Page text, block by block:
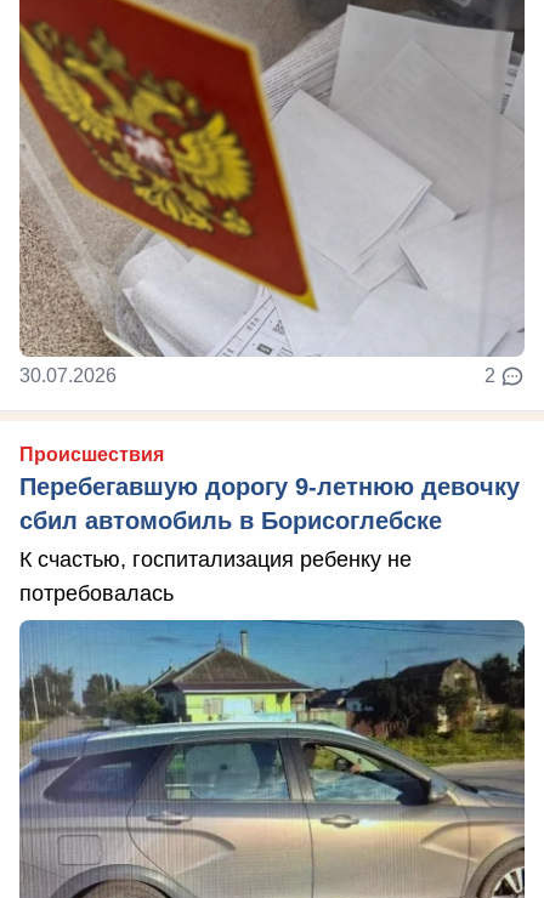
30.07.2026 2
Происшествия
Перебегавшую дорогу 9-летнюю девочку
сбил автомобиль в Борисоглебске
К счастью, госпитализация ребенку не
потребовалась